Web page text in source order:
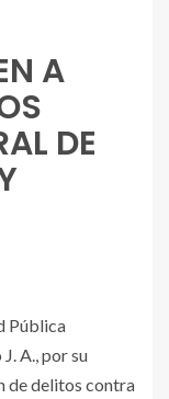
A
DE
Pública
A., por su
de delitos contra